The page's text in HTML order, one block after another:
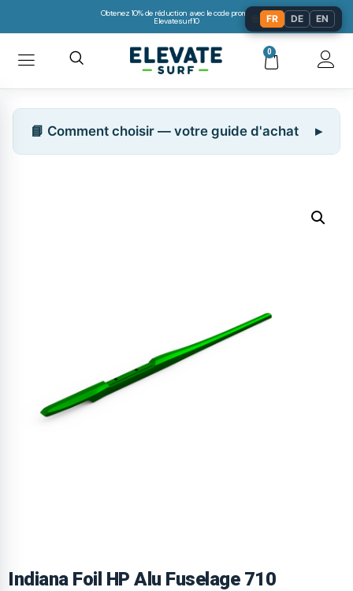
Obtenez 10% de réduction avec le code promo:
Elevatesurf10
0
📘 Comment choisir — votre guide d'achat
Indiana Foil HP Alu Fuselage 710
FR DE EN